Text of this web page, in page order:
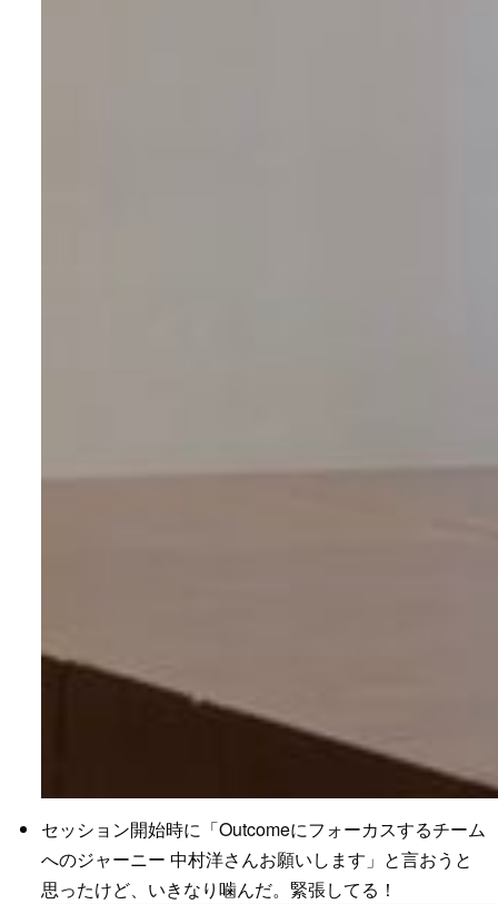
セッション開始時に「Outcomeにフォーカスするチーム
へのジャーニー 中村洋さんお願いします」と言おうと
思ったけど、いきなり噛んだ。緊張してる！